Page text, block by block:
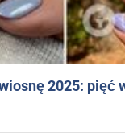
2025: pięć